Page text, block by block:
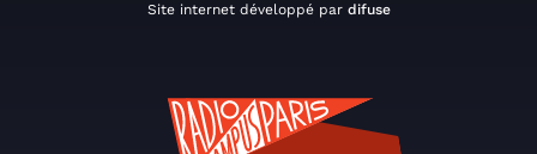
Site internet développé par difuse